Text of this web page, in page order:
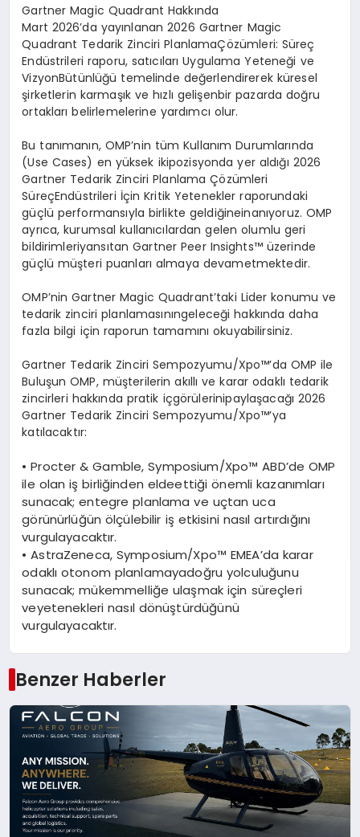
Gartner Magic Quadrant Hakkında
Mart 2026’da yayınlanan 2026 Gartner Magic
Quadrant Tedarik Zinciri PlanlamaÇözümleri: Süreç
Endüstrileri raporu, satıcıları Uygulama Yeteneği ve
VizyonBütünlüğü temelinde değerlendirerek küresel
şirketlerin karmaşık ve hızlı gelişenbir pazarda doğru
ortakları belirlemelerine yardımcı olur.
Bu tanımanın, OMP’nin tüm Kullanım Durumlarında
(Use Cases) en yüksek ikipozisyonda yer aldığı 2026
Gartner Tedarik Zinciri Planlama Çözümleri
SüreçEndüstrileri İçin Kritik Yetenekler raporundaki
güçlü performansıyla birlikte geldiğineinanıyoruz. OMP
ayrıca,kurumsal kullanıcılardan gelen olumlu geri
bildirimleriyansıtan Gartner Peer Insights™ üzerinde
güçlü müşteri puanları almaya devametmektedir.
OMP’nin Gartner Magic Quadrant’taki Lider konumu ve
tedarik zinciri planlamasınıngeleceği hakkında daha
fazla bilgi için raporun tamamını okuyabilirsiniz.
Gartner Tedarik Zinciri Sempozyumu/Xpo™’da OMP ile
Buluşun OMP, müşterilerin akıllı ve karar odaklı tedarik
zincirleri hakkında pratik içgörülerinipaylaşacağı 2026
Gartner Tedarik Zinciri Sempozyumu/Xpo™’ya
katılacaktır:
•Procter & Gamble, Symposium/Xpo™ABD’de OMP
ile olan iş birliğinden eldeettiği önemli kazanımları
sunacak;entegre planlama ve uçtan uca
görünürlüğün ölçülebilir iş etkisini nasıl artırdığını
vurgulayacaktır.
•AstraZeneca, Symposium/Xpo™ EMEA’da karar
odaklı otonom planlamayadoğru yolculuğunu
sunacak; mükemmelliğe ulaşmak için süreçleri
veyetenekleri nasıl dönüştürdüğünü
vurgulayacaktır.
Benzer Haberler